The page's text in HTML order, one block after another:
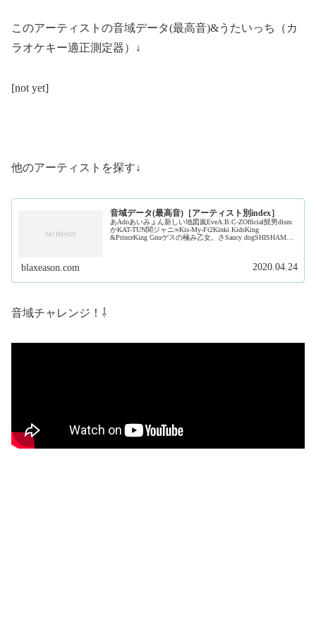
このアーティストの音域データ(最高音)&うたいっち（カ
ラオケキー適正測定器）↓
[not yet]
他のアーティストを探す↓
音域データ(最高音)［アーティスト別index］
あAdoあいみょん新しい地図嵐EveA.B.C-ZOfficial髭男dism
かKAT-TUN関ジャニ∞Kis-My-Ft2Kinki KidsKing
&PrinceKing Gnuゲスの極み乙女。さSaucy dogSHISHAMO
blaxeason.com 2020.04.24
音域チャレンジ！⇩